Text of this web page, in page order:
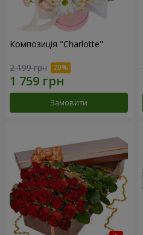
Композиція "Charlotte"
2 199 грн
Замовити